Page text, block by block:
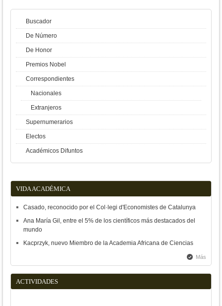
Buscador
De Número
De Honor
Premios Nobel
Correspondientes
Nacionales
Extranjeros
Supernumerarios
Electos
Académicos Difuntos
VIDA ACADÉMICA
Casado, reconocido por el Col·legi d'Economistes de Catalunya
Ana María Gil, entre el 5% de los científicos más destacados del
mundo
Kacprzyk, nuevo Miembro de la Academia Africana de Ciencias
Más
ACTIVIDADES